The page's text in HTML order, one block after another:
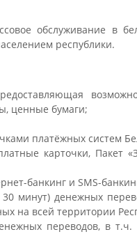
обслуживание в
республики.
ценные бумаги;
платёжных систем
карточки, Пакет
банкинг и SMS-
минут) денежных
на всей территории
переводов, в т.ч.